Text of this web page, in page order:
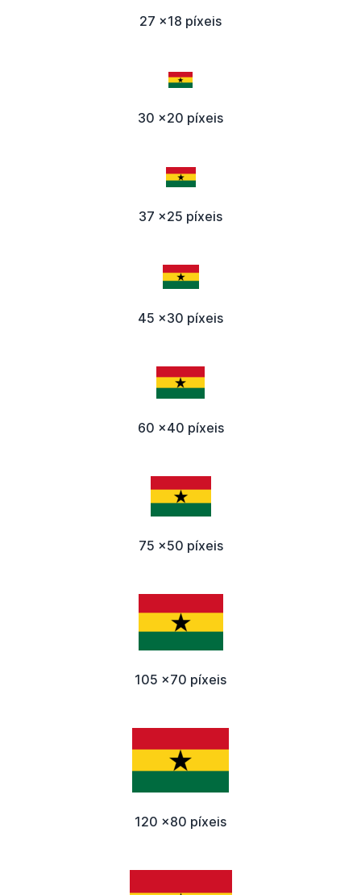
27 x18 píxeis
30 x20 píxeis
37 x25 píxeis
45 x30 píxeis
60 x40 píxeis
75 x50 píxeis
105 x70 píxeis
120 x80 píxeis